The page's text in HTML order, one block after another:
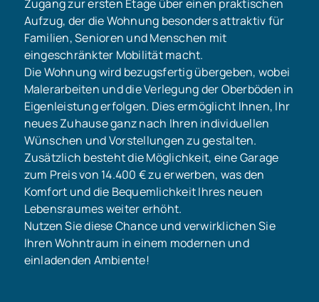
Zugang zur ersten Etage über einen praktischen
Aufzug, der die Wohnung besonders attraktiv für
Familien, Senioren und Menschen mit
eingeschränkter Mobilität macht.
Die Wohnung wird bezugsfertig übergeben, wobei
Malerarbeiten und die Verlegung der Oberböden in
Eigenleistung erfolgen. Dies ermöglicht Ihnen, Ihr
neues Zuhause ganz nach Ihren individuellen
Wünschen und Vorstellungen zu gestalten.
Zusätzlich besteht die Möglichkeit, eine Garage
zum Preis von 14.400 € zu erwerben, was den
Komfort und die Bequemlichkeit Ihres neuen
Lebensraumes weiter erhöht.
Nutzen Sie diese Chance und verwirklichen Sie
Ihren Wohntraum in einem modernen und
einladenden Ambiente!